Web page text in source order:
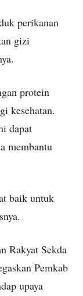
perikanan
gizi
protein
kesehatan.
dapat
membantu
baik untuk
Rakyat Sekda
Pemkab
upaya